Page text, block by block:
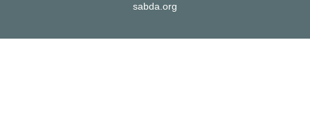
sabda.org